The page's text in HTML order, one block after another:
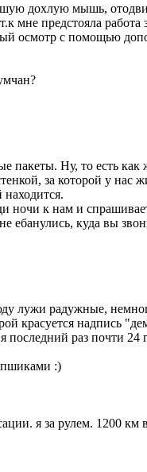
дохлую мышь,
мне предстояла
осмотр с помощью
Ну, то есть как
за которой у нас
к нам и
куда вы
лужи радужные,
красуется надпись
раз почти 24
пшиками :)
я за рулем. 1200